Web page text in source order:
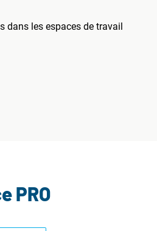
dans les espaces de travail
PRO